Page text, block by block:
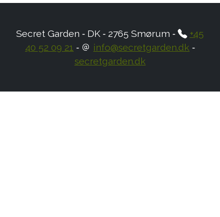
Secret Garden ‐ DK ‐ 2765 Smørum ‐
+45
40 52 09 21 ‐ info@secretgarden.dk ‐
secretgarden.dk